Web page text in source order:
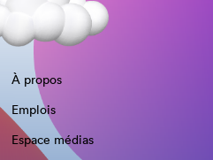
À propos
Emplois
Espace médias